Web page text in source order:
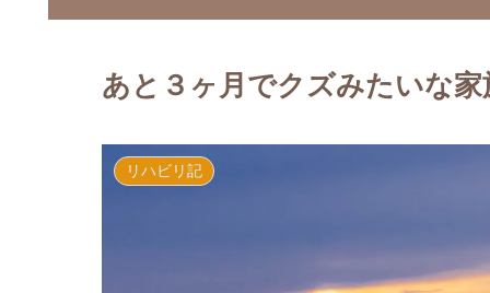
あと３ヶ月でクズみたいな
リハビリ記